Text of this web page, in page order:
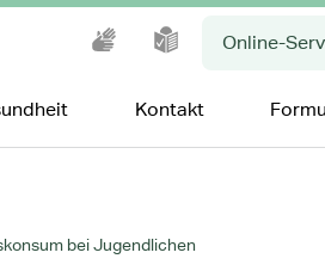
Gebärdensprache
Leichte Sprache
Online-
Kontakt
bei Jugendlichen